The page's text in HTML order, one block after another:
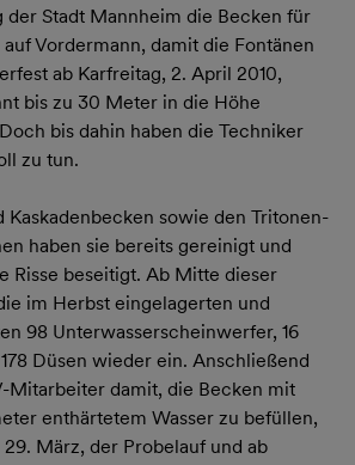
der Stadt Mannheim die Becken für
Vordermann, damit die Fontänen
ab Karfreitag, 2. April 2010,
bis zu 30 Meter in die Höhe
bis dahin haben die Techniker
zu tun.
Kaskadenbecken sowie den Tritonen-
haben sie bereits gereinigt und
Risse beseitigt. Ab Mitte dieser
im Herbst eingelagerten und
98 Unterwasserscheinwerfer, 16
Düsen wieder ein. Anschließend
Mitarbeiter damit, die Becken mit
enthärtetem Wasser zu befüllen,
29. März, der Probelauf und ab